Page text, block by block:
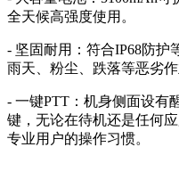
全天候高强度使用。
- 坚固耐用：符合IP68防护
雨天、粉尘、跌落等恶劣作
- 一键PTT：机身侧面设有
键，无论在待机还是任何
专业用户的操作习惯。